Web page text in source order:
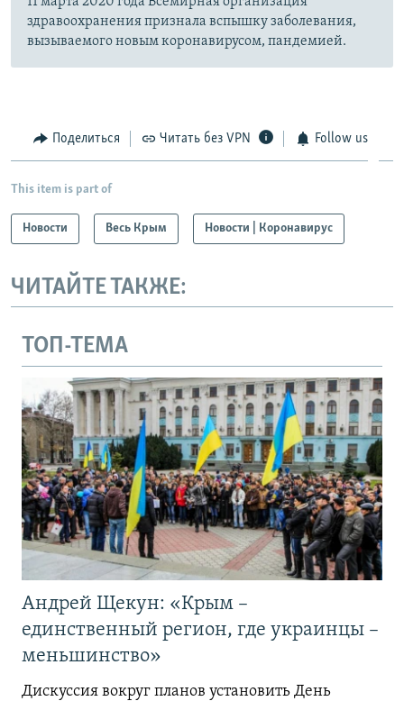
здравоохранения признала вспышку заболевания,
вызываемого новым коронавирусом, пандемией.
Поделиться Читать без VPN Follow us
This item is part of
Новости Весь Крым Новости | Коронавирус
ЧИТАЙТЕ ТАКЖЕ:
ТОП-ТЕМА
Андрей Щекун: «Крым –
единственный регион, где украинцы –
меньшинство»
Дискуссия вокруг планов установить День